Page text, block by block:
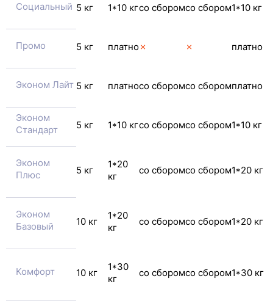
Социальный 5 кг 1*10 кгсо сборомсо сбором1*10 кг
Промо 5 кг платно✗ ✗ платно
Эконом Лайт 5 кг платносо сборомсо сборомплатно
Эконом
Стандарт
5 кг 1*10 кгсо сборомсо сбором1*10 кг
Эконом
Плюс
5 кг
1*20
кг
со сборомсо сбором1*20 кг
Эконом
Базовый
10 кг
1*20
кг
со сборомсо сбором1*20 кг
Комфорт 10 кг
1*30
кг
со сборомсо сбором1*30 кг